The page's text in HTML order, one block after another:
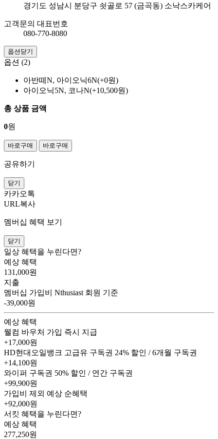
경기도 성남시 분당구 쇳골로 57 (금곡동) 소낙스카케어
고객문의 대표번호
080-770-8080
옵션닫기
옵션 (2)
아반떼N, 아이오닉6N(+0원)
아이오닉5N, 코나N(+10,500원)
총 상품 금액
0원
바로구매 바로구매
공유하기
닫기
카카오톡
URL복사
멤버십 혜택 보기
닫기
일상 혜택을 누린다면?
예상 혜택
131,000원
지출
멤버십 가입비
Nthusiast 회원 기준
-39,000원
예상 혜택
웰컴 바우처 가입 즉시 지급
+17,000원
HD현대오일뱅크 고급유 구독권 24% 할인 / 6개월 구독권
+14,100원
와이퍼 구독권 50% 할인 / 연간 구독권
+99,900원
가입비 제외 예상 순혜택
+92,000원
서킷 혜택을 누린다면?
예상 혜택
277,250원